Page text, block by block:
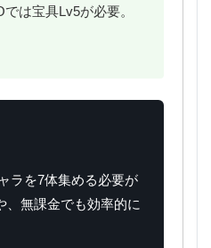
は宝具Lv5が必要。
ラを7体集める必要が
、無課金でも効率的に